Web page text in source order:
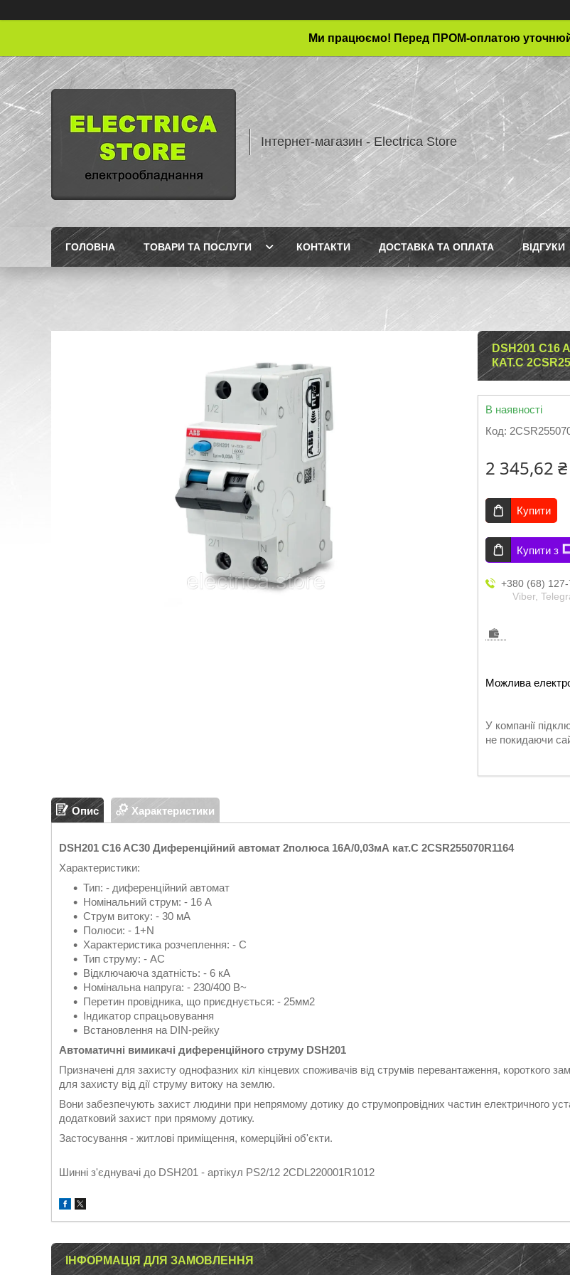
Ми працюємо! Перед ПРОМ-оплатою
Інтернет-магазин - Electrica Store
ГОЛОВНА ТОВАРИ ТА ПОСЛУГИ КОНТАКТИ ДОСТАВКА ТА ОПЛАТА ВІДГУКИ
DSH201
КАТ.C
В наявності
Код:
2 345,62 ₴
Купити
Купити з
+380 (68)
Viber,
У компанії
не покидаючи
Опис Характеристики
DSH201 C16 AC30 Диференційний автомат 2полюса 16А/0,03мА кат.C 2CSR255070R1164
Характеристики:
Тип: - диференційний автомат
Номінальний струм: - 16 А
Струм витоку: - 30 мА
Полюси: - 1+N
Характеристика розчеплення: - C
Тип струму: - АС
Відключаюча здатність: - 6 кА
Номінальна напруга: - 230/400 В~
Перетин провідника, що приєднується: - 25мм2
Індикатор спрацьовування
Встановлення на DIN-рейку
Автоматичні вимикачі диференційного струму DSH201
Призначені для захисту однофазних кіл кінцевих споживачів від струмів перевантаження, короткого
для захисту від дії струму витоку на землю.
Вони забезпечують захист людини при непрямому дотику до струмопровідних частин електричного
додатковий захист при прямому дотику.
Застосування - житлові приміщення, комерційні об'єкти.
Шинні з'єднувачі до DSH201 - артікул PS2/12 2CDL220001R1012
ІНФОРМАЦІЯ ДЛЯ ЗАМОВЛЕННЯ